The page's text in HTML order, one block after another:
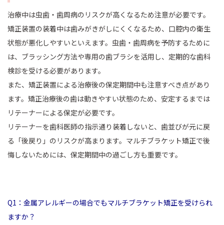
治療中は虫歯・歯周病のリスクが高くなるため注意が必要です。
矯正装置の装着中は歯みがきがしにくくなるため、口腔内の衛生
状態が悪化しやすいといえます。虫歯・歯周病を予防するために
は、ブラッシング方法や専用の歯ブラシを活用し、定期的な歯科
検診を受ける必要があります。
また、矯正装置による治療後の保定期間中も注意すべき点があり
ます。矯正治療後の歯は動きやすい状態のため、安定するまでは
リテーナーによる保定が必要です。
リテーナーを歯科医師の指示通り装着しないと、歯並びが元に戻
る「後戻り」のリスクが高まります。マルチブラケット矯正で後
悔しないためには、保定期間中の過ごし方も重要です。
Q1：金属アレルギーの場合でもマルチブラケット矯正を受けられ
ますか？